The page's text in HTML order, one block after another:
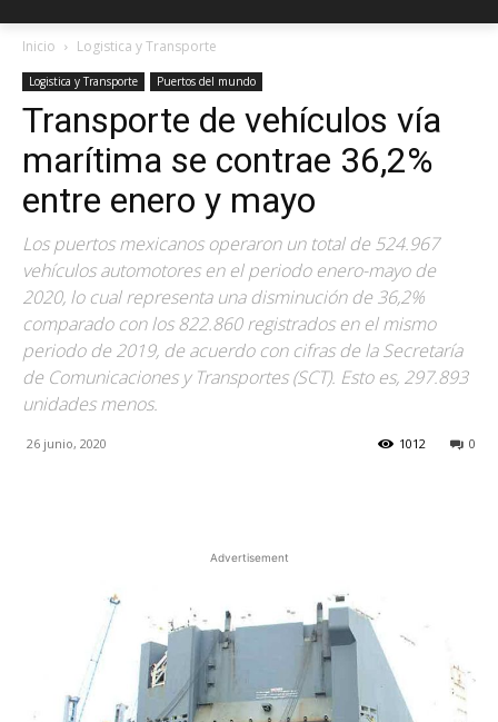
Inicio Logistica y Transporte
Logistica y Transporte Puertos del mundo
Transporte de vehículos vía
marítima se contrae 36,2%
entre enero y mayo
Los puertos mexicanos operaron un total de 524.967
vehículos automotores en el periodo enero-mayo de
2020, lo cual representa una disminución de 36,2%
comparado con los 822.860 registrados en el mismo
periodo de 2019, de acuerdo con cifras de la Secretaría
de Comunicaciones y Transportes (SCT). Esto es, 297.893
unidades menos.
26 junio, 2020 0
1012
Advertisement